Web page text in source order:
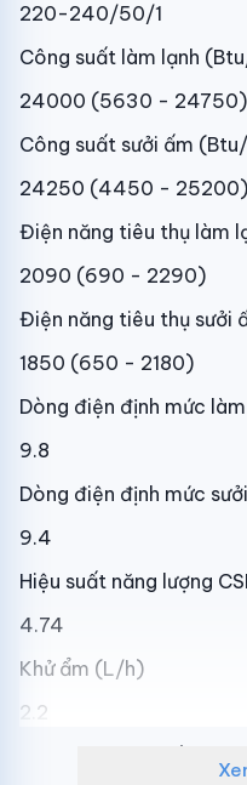
220-240/50/1
Công suất làm lạnh
24000 (5630 - 24750)
Công suất sưởi ấm
24250 (4450 - 25200)
Điện năng tiêu thụ làm
2090 (690 - 2290)
Điện năng tiêu thụ sưởi
1850 (650 - 2180)
Dòng điện định mức
9.8
Dòng điện định mức
9.4
Hiệu suất năng lượng
4.74
Khử ẩm (L/h)
2.2